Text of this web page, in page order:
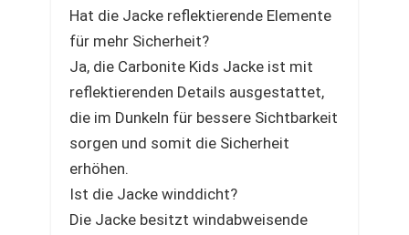
Hat die Jacke reflektierende Elemente
für mehr Sicherheit?
Ja, die Carbonite Kids Jacke ist mit
reflektierenden Details ausgestattet,
die im Dunkeln für bessere Sichtbarkeit
sorgen und somit die Sicherheit
erhöhen.
Ist die Jacke winddicht?
Die Jacke besitzt windabweisende